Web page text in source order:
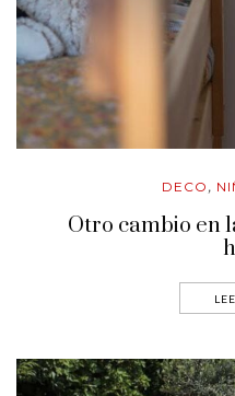
DECO ,
Otro cambio en